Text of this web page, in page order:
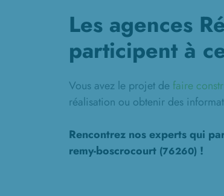
Les agences
participent à
Vous avez le projet de faire
réalisation ou obtenir des
Rencontrez nos experts qui
remy-boscrocourt (76260) !